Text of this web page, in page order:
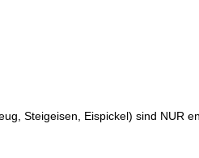
geboten ist, da es in der Nähe von
Und es wäre mir eine
können sich mir bei diesem Aufstieg
Steigeisen, Eispickel) sind NUR